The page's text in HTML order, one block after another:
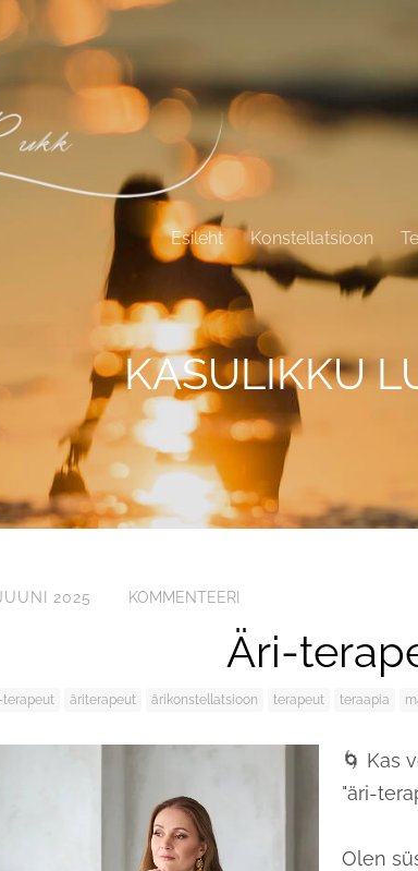
Esileht Konstellatsioon
KASULIKKU
2025 KOMMENTEERI
Äri-
terapeut äriterapeut ärikonstellatsioon terapeut teraapia
🌀 Kas
"äri-
Olen